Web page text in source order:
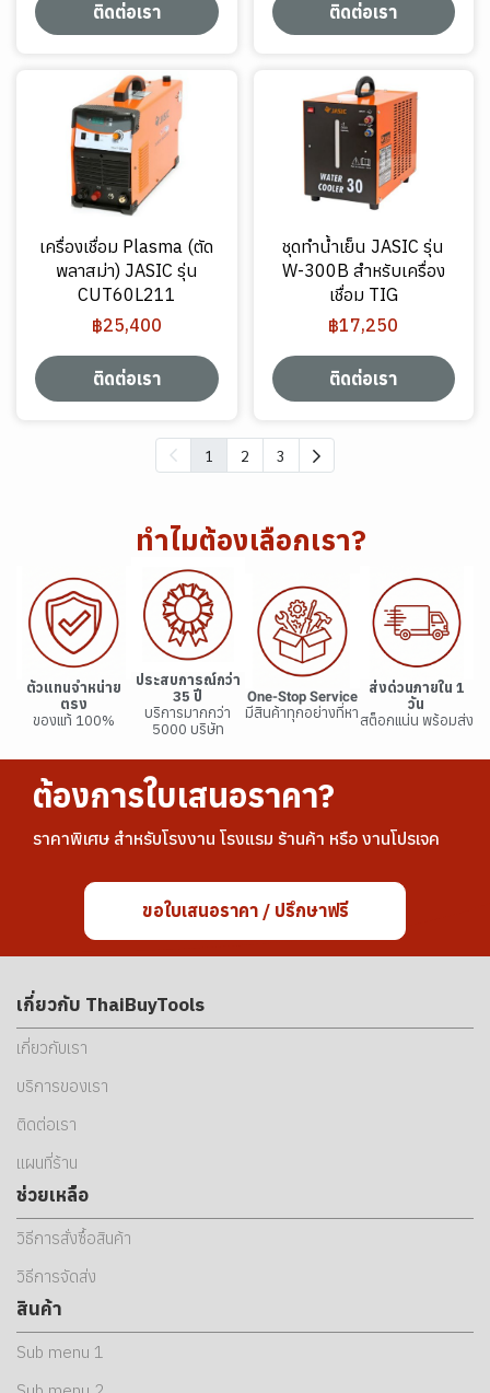
ติดต่อเรา ติดต่อเรา
เครื่องเชื่อม Plasma (ตัด
พลาสม่า) JASIC รุ่น
CUT60L211
฿25,400
ติดต่อเรา
ชุดทำน้ำเย็น JASIC รุ่น
W-300B สำหรับเครื่อง
เชื่อม TIG
฿17,250
ติดต่อเรา
1 2 3
ทำไมต้องเลือกเรา?
ตัวแทนจำหน่าย
ตรง
ของแท้ 100%
ประสบการณ์กว่า
35 ปี
บริการมากกว่า
5000 บริษัท
One-Stop Service
มีสินค้าทุกอย่างที่หา
ส่งด่วนภายใน 1
วัน
สต็อกแน่น พร้อมส่ง
ต้องการใบเสนอราคา?
ราคาพิเศษ สำหรับโรงงาน โรงแรม ร้านค้า หรือ งานโปรเจค
ขอใบเสนอราคา / ปรึกษาฟรี
เกี่ยวกับ ThaiBuyTools
เกี่ยวกับเรา
บริการของเรา
ติดต่อเรา
แผนที่ร้าน
ช่วยเหลือ
วิธีการสั่งซื้อสินค้า
วิธีการจัดส่ง
สินค้า
Sub menu 1